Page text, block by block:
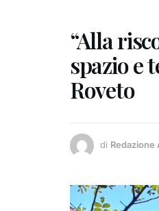
“Alla
spazio e
Roveto
di Redazione